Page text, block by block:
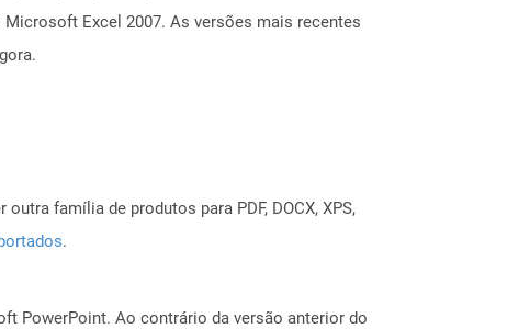
Excel 2007. As versões mais recentes
família de produtos para PDF, DOCX, XPS,
.
PowerPoint. Ao contrário da versão anterior do